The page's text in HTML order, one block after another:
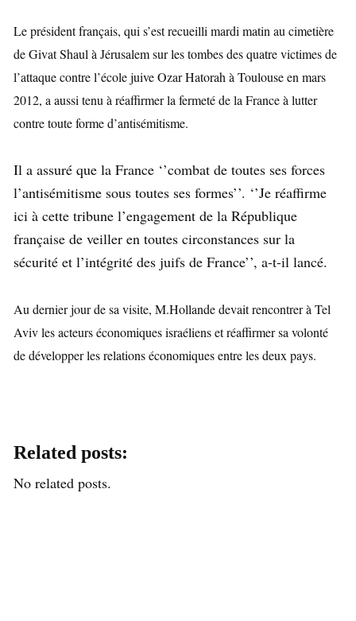
Le président français, qui s’est recueilli mardi matin au cimetière
de Givat Shaul à Jérusalem sur les tombes des quatre victimes de
l’attaque contre l’école juive Ozar Hatorah à Toulouse en mars
2012, a aussi tenu à réaffirmer la fermeté de la France à lutter
contretoute forme d’antisémitisme.
Il a assuré que la France ‘’combat de toutes ses forces
l’antisémitisme sous toutes ses formes’’. ‘’Je réaffirme
ici à cette tribune l’engagement de la République
française de veiller en toutes circonstances sur la
sécurité et l’intégrité des juifs de France’’, a-t-il lancé.
Au dernier jour de sa visite, M.Hollande devait rencontrer à Tel
Aviv les acteurs économiques israéliens et réaffirmer sa volonté
de développer les relations économiques entre les deux pays.
Related posts:
No related posts.